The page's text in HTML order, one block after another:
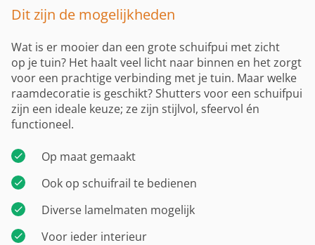
Dit zijn de mogelijkheden
Wat is er mooier dan een grote schuifpui met zicht
op je tuin? Het haalt veel licht naar binnen en het zorgt
voor een prachtige verbinding met je tuin. Maar welke
raamdecoratie is geschikt? Shutters voor een schuifpui
zijn een ideale keuze; ze zijn stijlvol, sfeervol én
functioneel.
Op maat gemaakt
Ook op schuifrail te bedienen
Diverse lamelmaten mogelijk
Voor ieder interieur